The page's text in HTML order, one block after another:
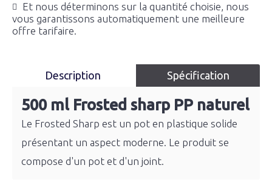
Et nous déterminons sur la quantité choisie, nous
vous garantissons automatiquement une meilleure
offre tarifaire.
Description Spécification
500 ml Frosted sharp PP naturel
Le Frosted Sharp est un pot en plastique solide
présentant un aspect moderne. Le produit se
compose d'un pot et d'un joint.